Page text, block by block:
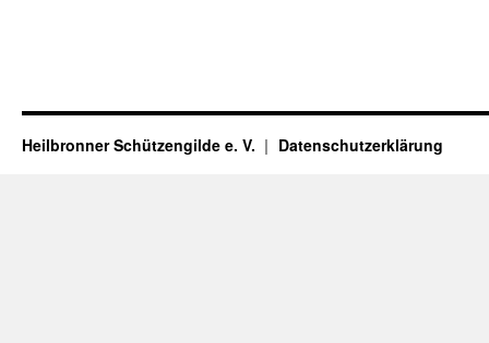
Heilbronner Schützengilde e. V. Datenschutzerklärung